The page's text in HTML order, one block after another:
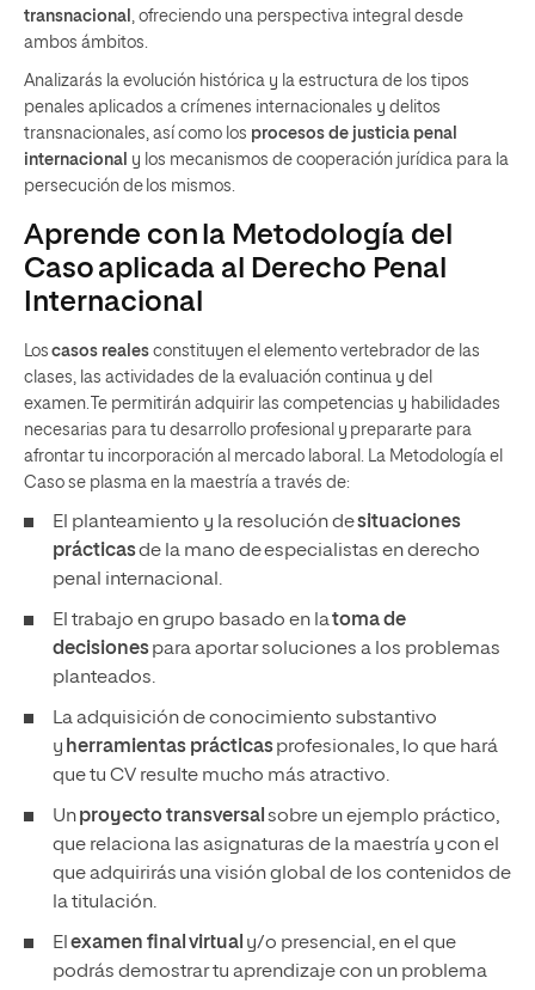
transnacional , ofreciendo una perspectiva integral desde
ambos ámbitos.
Analizarás la evolución histórica y la estructura de los tipos
penales aplicados a crímenes internacionales y delitos
transnacionales, así como los procesos de justicia penal
internacional y los mecanismos de cooperación jurídica para la
persecución de los mismos.
Aprende con la Metodología del
Caso aplicada al Derecho Penal
Internacional
Los casos reales constituyen el elemento vertebrador de las
clases, las actividades de la evaluación continua y del
examen. Te permitirán adquirir las competencias y habilidades
necesarias para tu desarrollo profesional y prepararte para
afrontar tu incorporación al mercado laboral. La Metodología el
Caso se plasma en la maestría a través de:
El planteamiento y la resolución desituaciones
prácticasde la mano de especialistas en derecho
penal internacional.
El trabajo en grupo basado en latoma de
decisionespara aportar soluciones a los problemas
planteados.
La adquisición de conocimiento substantivo
y herramientas prácticasprofesionales, lo que hará
que tu CV resulte mucho más atractivo.
Unproyecto transversal sobre un ejemplo práctico,
que relaciona las asignaturas de la maestría y con el
que adquirirás una visión global de los contenidos de
la titulación.
El examen final virtual y/o presencial, en el que
podrás demostrar tu aprendizaje con un problema